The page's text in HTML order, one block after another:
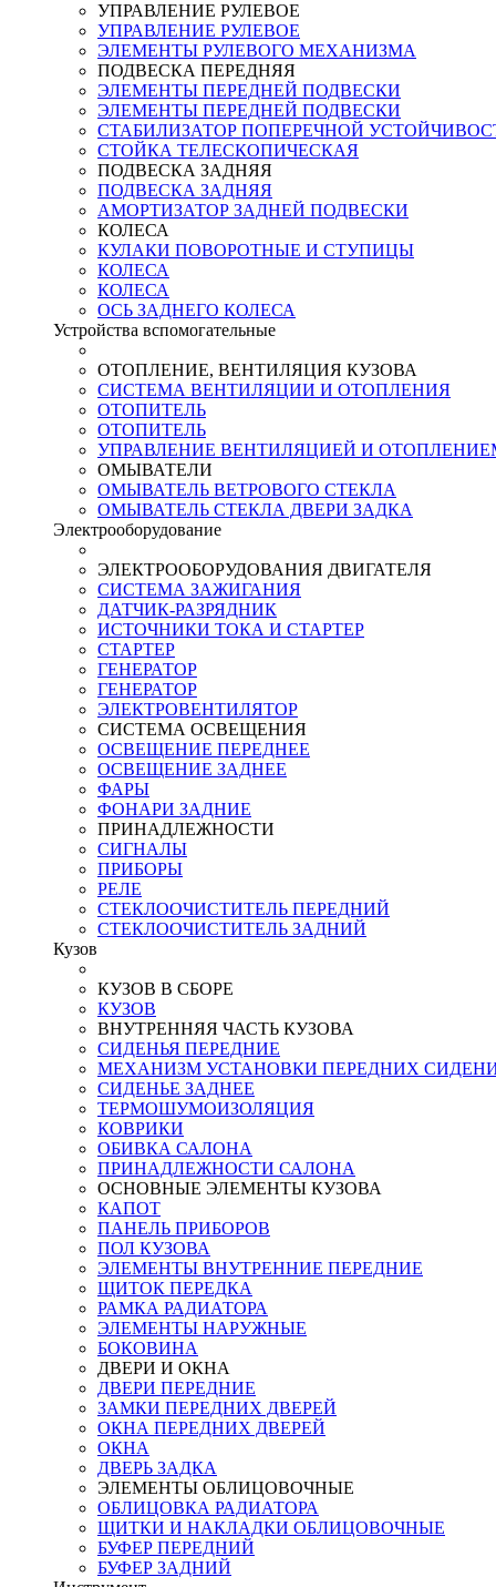
УПРАВЛЕНИЕ РУЛЕВОЕ
УПРАВЛЕНИЕ РУЛЕВОЕ
ЭЛЕМЕНТЫ РУЛЕВОГО МЕХАНИЗМА
ПОДВЕСКА ПЕРЕДНЯЯ
ЭЛЕМЕНТЫ ПЕРЕДНЕЙ ПОДВЕСКИ
ЭЛЕМЕНТЫ ПЕРЕДНЕЙ ПОДВЕСКИ
СТАБИЛИЗАТОР ПОПЕРЕЧНОЙ
СТОЙКА ТЕЛЕСКОПИЧЕСКАЯ
ПОДВЕСКА ЗАДНЯЯ
ПОДВЕСКА ЗАДНЯЯ
АМОРТИЗАТОР ЗАДНЕЙ ПОДВЕСКИ
КОЛЕСА
КУЛАКИ ПОВОРОТНЫЕ И СТУПИЦЫ
КОЛЕСА
КОЛЕСА
ОСЬ ЗАДНЕГО КОЛЕСА
Устройства вспомогательные
ОТОПЛЕНИЕ, ВЕНТИЛЯЦИЯ КУЗОВА
СИСТЕМА ВЕНТИЛЯЦИИ И ОТОПЛЕНИЯ
ОТОПИТЕЛЬ
ОТОПИТЕЛЬ
УПРАВЛЕНИЕ ВЕНТИЛЯЦИЕЙ И
ОМЫВАТЕЛИ
ОМЫВАТЕЛЬ ВЕТРОВОГО СТЕКЛА
ОМЫВАТЕЛЬ СТЕКЛА ДВЕРИ ЗАДКА
Электрооборудование
ЭЛЕКТРООБОРУДОВАНИЯ ДВИГАТЕЛЯ
СИСТЕМА ЗАЖИГАНИЯ
ДАТЧИК-РАЗРЯДНИК
ИСТОЧНИКИ ТОКА И СТАРТЕР
СТАРТЕР
ГЕНЕРАТОР
ГЕНЕРАТОР
ЭЛЕКТРОВЕНТИЛЯТОР
СИСТЕМА ОСВЕЩЕНИЯ
ОСВЕЩЕНИЕ ПЕРЕДНЕЕ
ОСВЕЩЕНИЕ ЗАДНЕЕ
ФАРЫ
ФОНАРИ ЗАДНИЕ
ПРИНАДЛЕЖНОСТИ
СИГНАЛЫ
ПРИБОРЫ
РЕЛЕ
СТЕКЛООЧИСТИТЕЛЬ ПЕРЕДНИЙ
СТЕКЛООЧИСТИТЕЛЬ ЗАДНИЙ
Кузов
КУЗОВ В СБОРЕ
КУЗОВ
ВНУТРЕННЯЯ ЧАСТЬ КУЗОВА
СИДЕНЬЯ ПЕРЕДНИЕ
МЕХАНИЗМ УСТАНОВКИ ПЕРЕДНИХ
СИДЕНЬЕ ЗАДНЕЕ
ТЕРМОШУМОИЗОЛЯЦИЯ
КОВРИКИ
ОБИВКА САЛОНА
ПРИНАДЛЕЖНОСТИ САЛОНА
ОСНОВНЫЕ ЭЛЕМЕНТЫ КУЗОВА
КАПОТ
ПАНЕЛЬ ПРИБОРОВ
ПОЛ КУЗОВА
ЭЛЕМЕНТЫ ВНУТРЕННИЕ ПЕРЕДНИЕ
ЩИТОК ПЕРЕДКА
РАМКА РАДИАТОРА
ЭЛЕМЕНТЫ НАРУЖНЫЕ
БОКОВИНА
ДВЕРИ И ОКНА
ДВЕРИ ПЕРЕДНИЕ
ЗАМКИ ПЕРЕДНИХ ДВЕРЕЙ
ОКНА ПЕРЕДНИХ ДВЕРЕЙ
ОКНА
ДВЕРЬ ЗАДКА
ЭЛЕМЕНТЫ ОБЛИЦОВОЧНЫЕ
ОБЛИЦОВКА РАДИАТОРА
ЩИТКИ И НАКЛАДКИ ОБЛИЦОВОЧНЫЕ
БУФЕР ПЕРЕДНИЙ
БУФЕР ЗАДНИЙ